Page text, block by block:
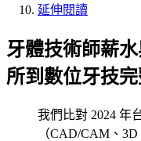
延伸閱讀
牙體技術師薪
所到數位牙技
我們比對 2024 年
（CAD/CAM、